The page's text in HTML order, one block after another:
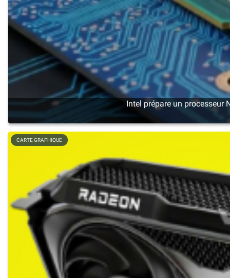
Intel prépare un processeur
CARTE GRAPHIQUE